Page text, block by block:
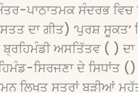
ਸੰਦਰਭ ਵਿਚ
ਦਾ ਗੀਤ) ‘ਪੁਰਸ਼ ਸੂਕਤ’
ਬ੍ਰਹਿਮੰਡੀ ਅਸਤਿੱਤਵ ( )
ਸਿਰਜਣਾ ਦੇ ਸਿਧਾਂਤ
ਲਿਖਤ ਸਤਰਾਂ ਬੜੀਆਂ